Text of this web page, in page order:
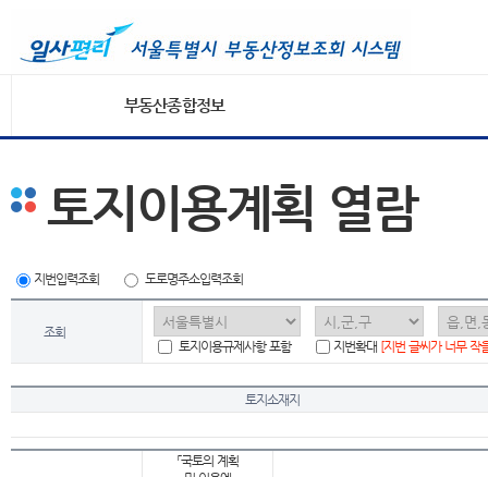
부동산종합정보
토지이용계획 열람
지번입력조회 도로명주소입력조회
조회
토지이용규제사항 포함
지번확대 [지번 글씨가 너무 작
토지소재지
「국토의 계획